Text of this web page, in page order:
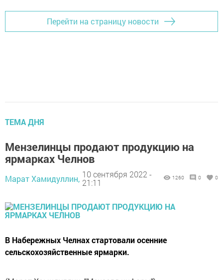
Перейти на страницу новости
ТЕМА ДНЯ
Мензелинцы продают продукцию на
ярмарках Челнов
Марат Хамидуллин, 10 сентября 2022 -
21:11
1260 0 0
В Набережных Челнах стартовали осенние
сельскохозяйственные ярмарки.